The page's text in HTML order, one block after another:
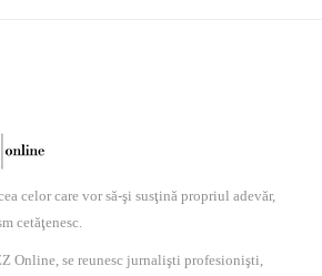
celor care vor să-şi susţină propriul adevăr,
cetăţenesc.
Online, se reunesc jurnalişti profesionişti,